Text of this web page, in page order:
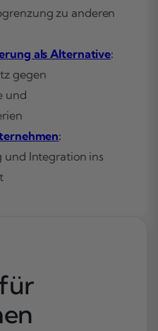
zu anderen
als Alternative:
gegen
und
:
und Integration ins